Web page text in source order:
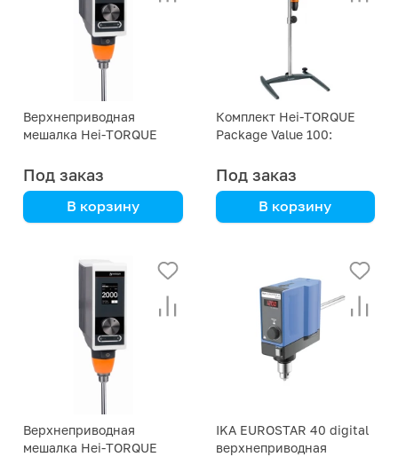
Верхнеприводная
мешалка Hei-TORQUE
Под заказ
В корзину
Комплект Hei-TORQUE
Package Value 100:
Под заказ
В корзину
Верхнеприводная
мешалка Hei-TORQUE
IKA EUROSTAR 40 digital
верхнеприводная